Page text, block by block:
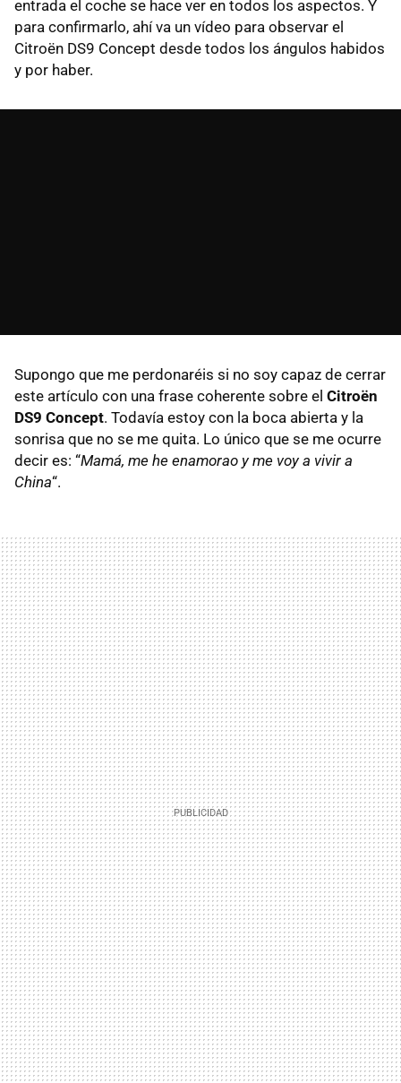
entrada el coche se hace ver en todos los aspectos. Y
para confirmarlo, ahí va un vídeo para observar el
Citroën DS9 Concept desde todos los ángulos habidos
y por haber.
Supongo que me perdonaréis si no soy capaz de cerrar
este artículo con una frase coherente sobre el Citroën
DS9 Concept. Todavía estoy con la boca abierta y la
sonrisa que no se me quita. Lo único que se me ocurre
decir es: “Mamá, me he enamorao y me voy a vivir a
China“.